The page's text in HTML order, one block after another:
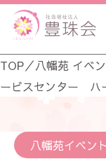
TOP／八幡苑 イベ
ービスセンター ハ
八幡苑イベン